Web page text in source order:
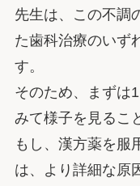
先生は、この不調
た歯科治療のいず
す。
そのため、まずは
みて様子を見るこ
もし、漢方薬を服
は、より詳細な原